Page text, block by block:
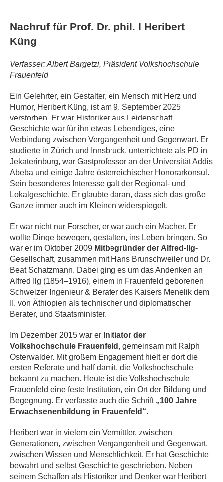
Nachruf für Prof. Dr. phil. I Heribert
Küng
Verfasser: Albert Bargetzi, Präsident Volkshochschule
Frauenfeld
Ein Gelehrter, ein Gestalter, ein Mensch mit Herz und
Humor, Heribert Küng, ist am 9. September 2025
verstorben. Er war Historiker aus Leidenschaft.
Geschichte war für ihn etwas Lebendiges, eine
Verbindung zwischen Vergangenheit und Gegenwart. Er
studierte in Zürich und Innsbruck, unterrichtete als PD in
Jekaterinburg, war Gastprofessor an der Universität Addis
Abeba und einige Jahre österreichischer Honorarkonsul .
Sein besonderes Interesse galt der Regional- und
Lokalgeschichte. Er glaubte daran, dass sich das große
Ganze immer auch im Kleinen widerspiegelt.
Er war nicht nur Forscher, er war auch ein Macher. Er
wollte Dinge bewegen, gestalten, ins Leben bringen. So
war er im Oktober 2009 Mitbegründer der Alfred-Ilg-
Gesellschaft, zusammen mit Hans Brunschweiler und Dr.
Beat Schatzmann. Dabei ging es um das Andenken an
Alfred Ilg (1854–1916), einem in Frauenfeld geborenen
Schweizer Ingenieur & Berater des Kaisers Menelik dem
II. von Äthiopien als technischer und diplomatischer
Berater, und Staatsminister.
Im Dezember 2015 war er Initiator der
Volkshochschule Frauenfeld , gemeinsam mit Ralph
Osterwalder. Mit großem Engagement hielt er dort die
ersten Referate und half damit, die Volkshochschule
bekannt zu machen. Heute ist die Volkshochschule
Frauenfeld eine feste Institution, ein Ort der Bildung und
Begegnung. Er verfasste auch die Schrift „100 Jahre
Erwachsenenbildung in Frauenfeld“.
Heribert war in vielem ein Vermittler, zwischen
Generationen, zwischen Vergangenheit und Gegenwart,
zwischen Wissen und Menschlichkeit. Er hat Geschichte
bewahrt und selbst Geschichte geschrieben. Neben
seinem Schaffen als Historiker und Denker war Heribert